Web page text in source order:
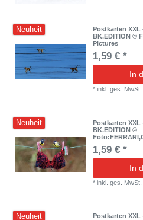
Neuheit
Postkarten XXL
BK.EDITION ©
Pictures
1,59 € *
In
*inkl. ges. MwSt.
Neuheit
Postkarten XXL
BK.EDITION ©
1,59 € *
In
*inkl. ges. MwSt.
Neuheit
Postkarten XXL